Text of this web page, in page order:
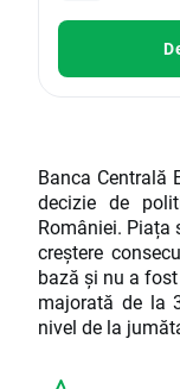
Banca Centrală
decizie de
României. Piața
creștere
bază și nu a
majorată de la
nivel de la